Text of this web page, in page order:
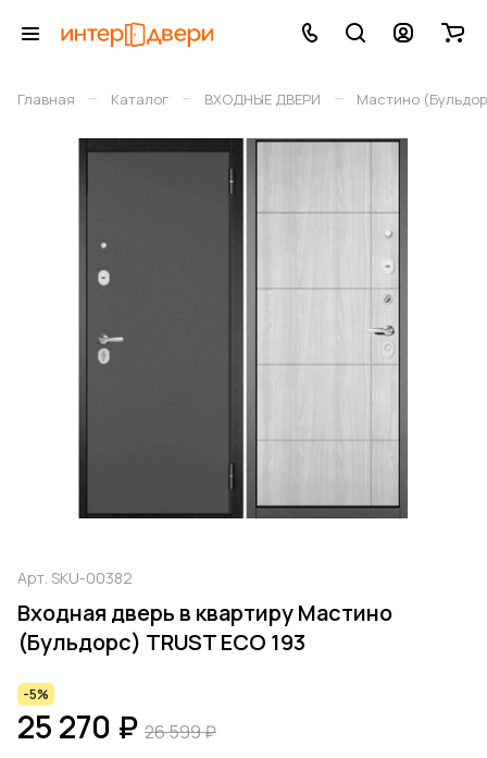
Главная – Каталог – ВХОДНЫЕ ДВЕРИ – Мастино
Арт. SKU-00382
Входная дверь в квартиру Мастино
(Бульдорс) TRUST ECO 193
-5%
25 270 ₽ 26 599 ₽